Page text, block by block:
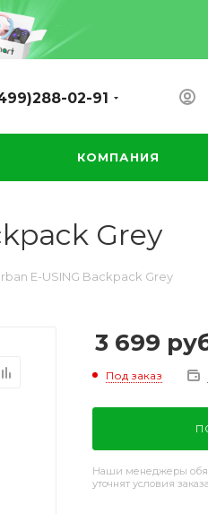
02-91
КОМПАНИЯ
Grey
E-USING Backpack Grey
3 699
Под заказ
Наши менеджеры
уточнят условия заказа